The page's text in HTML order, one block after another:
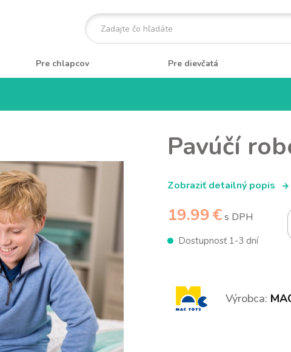
Pre chlapcov Pre dievčatá
Pavúčí
Zobraziť detailný popis
19.99 € s DPH
Dostupnosť 1-3 dní
Výrobca: